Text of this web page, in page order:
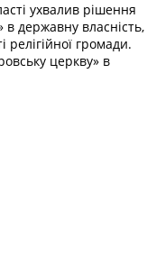
ухвалив рішення
державну власність,
громади.
церкву» в